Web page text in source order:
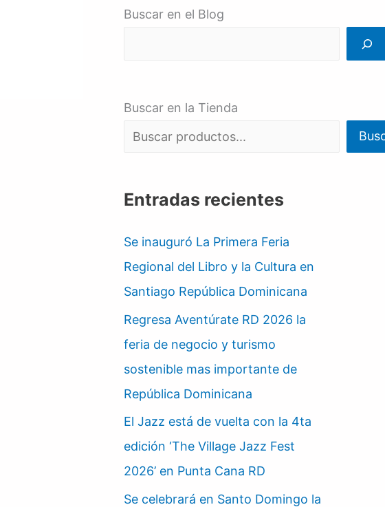
Buscar en el Blog
Buscar en la Tienda
Entradas recientes
Se inauguró La Primera Feria
Regional del Libro y la Cultura en
Santiago República Dominicana
Regresa Aventúrate RD 2026 la
feria de negocio y turismo
sostenible mas importante de
República Dominicana
El Jazz está de vuelta con la 4ta
edición ‘The Village Jazz Fest
2026’ en Punta Cana RD
Se celebrará en Santo Domingo la